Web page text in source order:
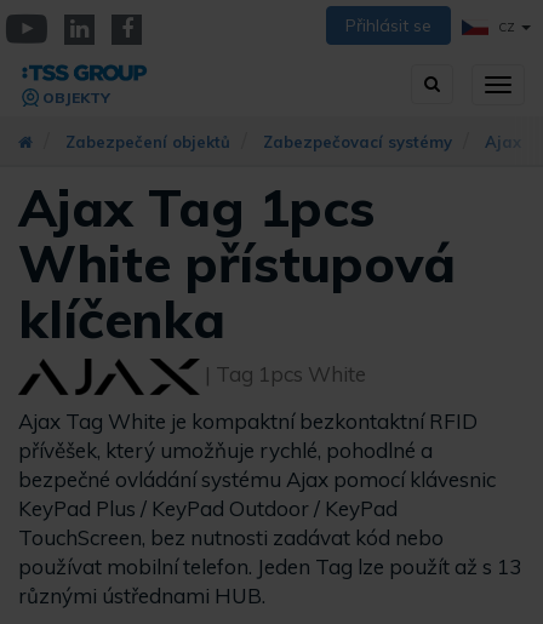
Přejít
k
hlavnímu
obsahu
Přihlásit se CZ
Vyhledávání
OBJEKTY
Zabezpečení objektů Zabezpečovací systémy Ajax
Ajax Tag 1pcs
White přístupová
klíčenka
| Tag 1pcs White
Ajax Tag White je kompaktní bezkontaktní RFID
přívěšek, který umožňuje rychlé, pohodlné a
bezpečné ovládání systému Ajax pomocí klávesnic
KeyPad Plus / KeyPad Outdoor / KeyPad
TouchScreen, bez nutnosti zadávat kód nebo
používat mobilní telefon. Jeden Tag lze použít až s 13
různými ústřednami HUB.